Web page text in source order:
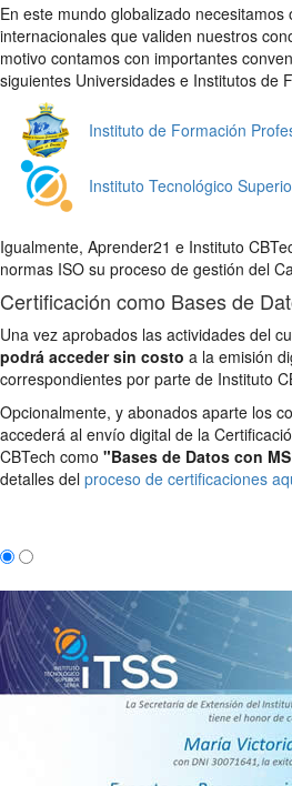
En este mundo globalizado
internacionales que validen nuestros
motivo contamos con importantes
siguientes Universidades e Institutos de
Instituto de Formación
Instituto Tecnológico
Igualmente, Aprender21 e Instituto
normas ISO su proceso de gestión del
Certificación como Bases de
Una vez aprobados las actividades del
podrá acceder sin costo a la emisión
correspondientes por parte de Instituto
Opcionalmente, y abonados aparte los
accederá al envío digital de la
CBTech como "Bases de Datos con
detalles del proceso de certificaciones